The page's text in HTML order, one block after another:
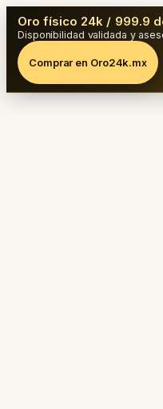
Oro físico 24k / 999.9
Disponibilidad validada y
Comprar en Oro24k.mx